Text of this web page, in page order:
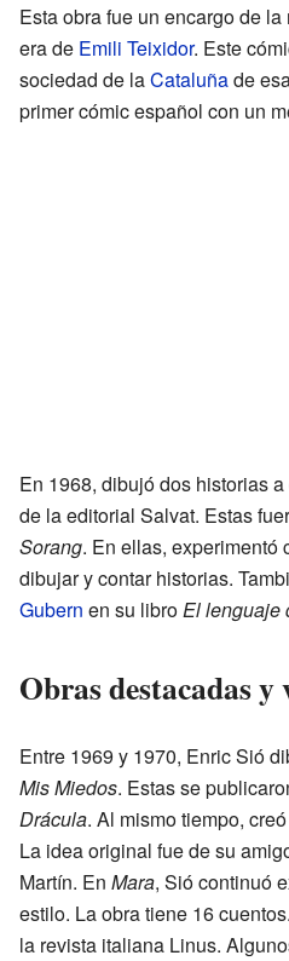
Esta obra fue un encargo de la
era de Emili Teixidor. Este
sociedad de laCataluñade
primer cómic español con un
En 1968, dibujó dos historias
de la editorial Salvat. Estas
Sorang. En ellas, experimentó
dibujar y contar historias.
Gubern en su libroEl lenguaje
Obras destacadas y
Entre 1969 y 1970, Enric Sió
Mis Miedos. Estas se
Drácula. Al mismo tiempo,
La idea original fue de su
Martín. En Mara, Sió continuó
estilo. La obra tiene 16
la revista italiana Linus.